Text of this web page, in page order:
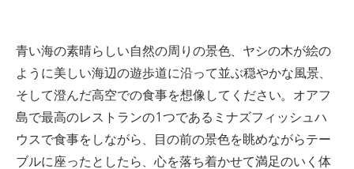
青い海の素晴らしい自然の周りの景色、ヤシの木が絵の
ように美しい海辺の遊歩道に沿って並ぶ穏やかな風景、
そして澄んだ高空での食事を想像してください。 オアフ
島で最高のレストランの1つであるミナズフィッシュハ
ウスで食事をしながら、目の前の景色を眺めながらテー
ブルに座ったとしたら、心を落ち着かせて満足のいく体